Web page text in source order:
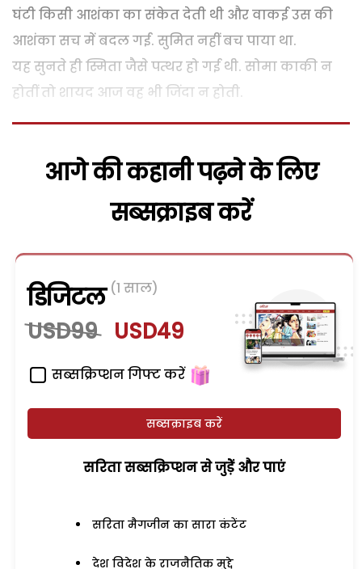
घंटी किसी आशंका का संकेत देती थी और वाकई उस की
आशंका सच में बदल गई. सुमित नहीं बच पाया था.
यह सुनते ही स्मिता जैसे पत्थर हो गई थी. सोमा काकी न
होतीं तो शायद आज वह भी जिंदा न होती.
आगे की कहानी पढ़ने के लिए
सब्सक्राइब करें
डिजिटल (1 साल)
USD99 USD49
सब्सक्रिप्शन गिफ्ट करें
सब्सक्राइब करें
सरिता सब्सक्रिप्शन से जुड़ेें और पाएं
सरिता मैगजीन का सारा कंटेंट
देश विदेश के राजनैतिक मुद्दे